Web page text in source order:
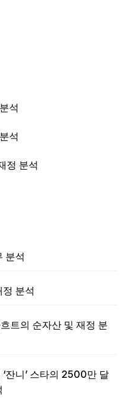
석
석
정 분석
분석
분석
트의 순자산 및 재정 분
잔니’ 스타의 2500만 달